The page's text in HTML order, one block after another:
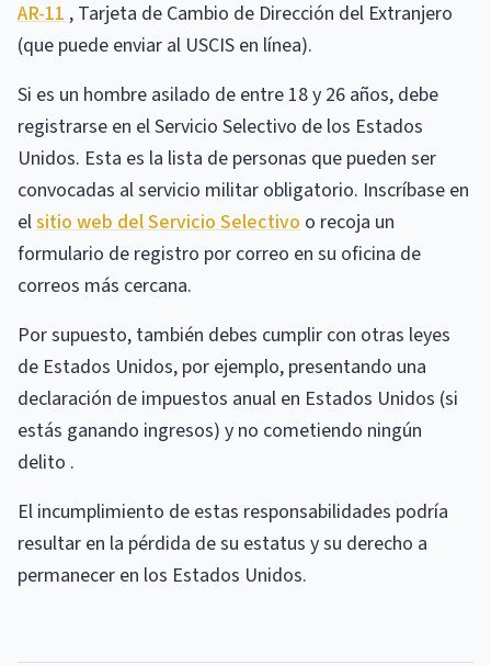
AR-11 , Tarjeta de Cambio de Dirección del Extranjero
(que puede enviar al USCIS en línea).
Si es un hombre asilado de entre 18 y 26 años, debe
registrarse en el Servicio Selectivo de los Estados
Unidos. Esta es la lista de personas que pueden ser
convocadas al servicio militar obligatorio. Inscríbase en
elsitio web del Servicio Selectivo o recoja un
formulario de registro por correo en su oficina de
correos más cercana.
Por supuesto, también debes cumplir con otras leyes
de Estados Unidos, por ejemplo, presentando una
declaración de impuestos anual en Estados Unidos (si
estás ganando ingresos) y no cometiendo ningún
delito .
El incumplimiento de estas responsabilidades podría
resultar en la pérdida de su estatus y su derecho a
permanecer en los Estados Unidos.